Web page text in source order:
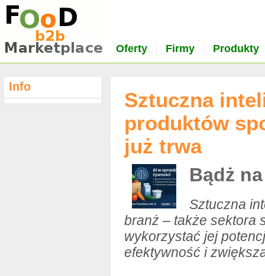
Oferty Firmy Produkty
Info
Sztuczna
produktów
już trwa
Bądż
Sztuczna
branż – także sektora
wykorzystać jej
efektywność i